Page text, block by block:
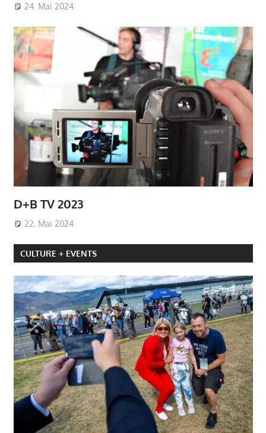
24. Mai 2024
D+B TV 2023
22. Mai 2024
CULTURE + EVENTS